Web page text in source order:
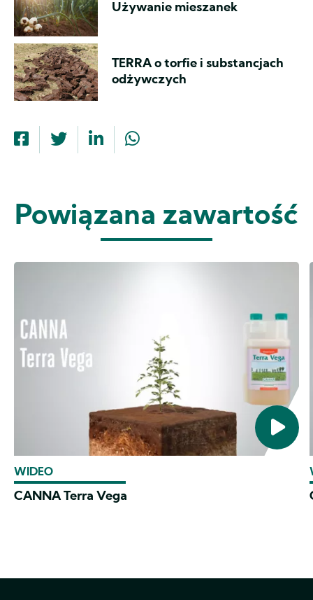
Używanie mieszanek
TERRA o torfie i substancjach
odżywczych
Powiązana zawartość
WIDEO
CANNA Terra Vega